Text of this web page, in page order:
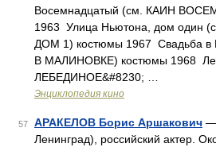
Восемнадцатый (см. КАИН
1963 Улица Ньютона, дом один
ДОМ 1) костюмы 1967 Свадьба
В МАЛИНОВКЕ) костюмы 1968
ЛЕБЕДИНОЕ&#8230; …
Энциклопедия кино
57 АРАКЕЛОВ Борис Аршакович —
Ленинград), российский актер.